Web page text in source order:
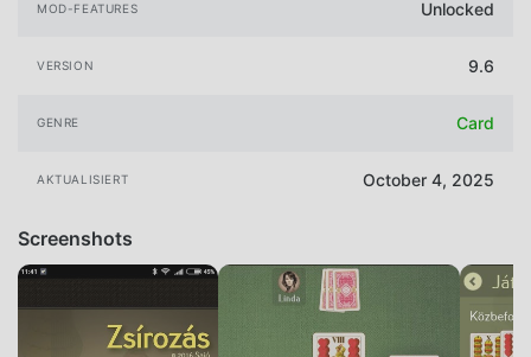
MOD-FEATURES Unlocked
VERSION 9.6
GENRE Card
AKTUALISIERT October 4, 2025
Screenshots